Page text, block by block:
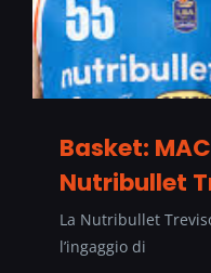
Basket:
Nutribullet
La Nutribullet
l’ingaggio di